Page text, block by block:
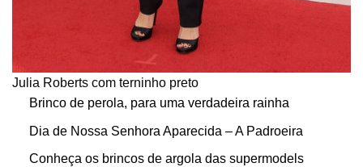
Julia Roberts com terninho preto
Brinco de perola, para uma verdadeira rainha
Dia de Nossa Senhora Aparecida – A Padroeira
Conheça os brincos de argola das supermodels